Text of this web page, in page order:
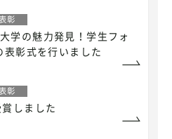
彰
学の魅力発見！学生フォ
彰式を行いました
彰
しました